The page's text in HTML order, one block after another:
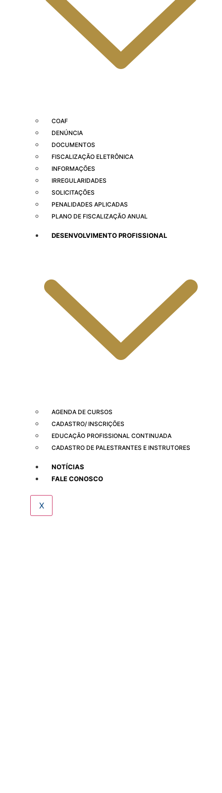
COAF
DENÚNCIA
DOCUMENTOS
FISCALIZAÇÃO ELETRÔNICA
INFORMAÇÕES
IRREGULARIDADES
SOLICITAÇÕES
PENALIDADES APLICADAS
PLANO DE FISCALIZAÇÃO ANUAL
DESENVOLVIMENTO PROFISSIONAL
AGENDA DE CURSOS
CADASTRO/ INSCRIÇÕES
EDUCAÇÃO PROFISSIONAL CONTINUADA
CADASTRO DE PALESTRANTES E INSTRUTORES
NOTÍCIAS
FALE CONOSCO
X